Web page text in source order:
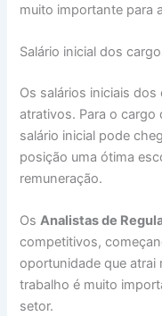
muito importante para
Salário inicial dos
Os salários iniciais
atrativos. Para o cargo
salário inicial pode
posição uma ótima
remuneração.
OsAnalistas de
competitivos,
oportunidade que
trabalho é muito
setor.